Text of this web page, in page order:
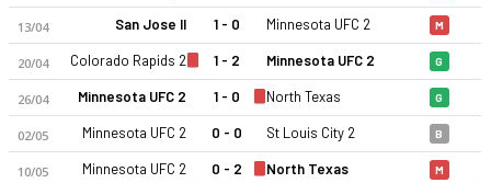
13/04 San Jose II 1 - 0 Minnesota UFC 2 M
20/04 Colorado Rapids 2 1 - 2 Minnesota UFC 2 G
26/04 Minnesota UFC 2 1 - 0 North Texas G
02/05 Minnesota UFC 2 0 - 0 St Louis City 2 B
10/05 Minnesota UFC 2 0 - 2 North Texas M